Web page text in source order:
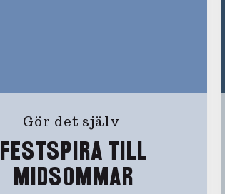
Gör det själv
FESTSPIRA TILL
MIDSOMMAR